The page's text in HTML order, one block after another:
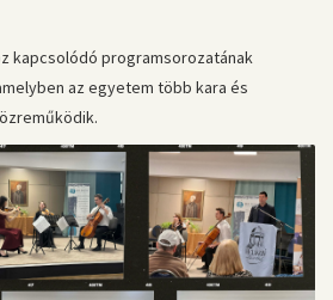
kapcsolódó programsorozatának
az egyetem több kara és